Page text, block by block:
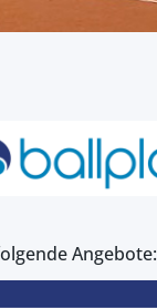
Angebote: